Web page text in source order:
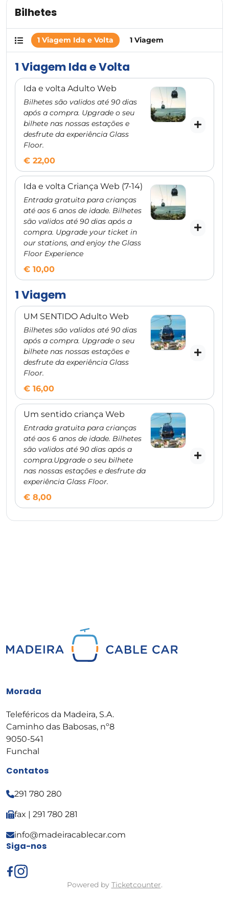
Bilhetes
1 Viagem Ida e Volta 1 Viagem
1 Viagem Ida e Volta
Ida e volta Adulto Web
Bilhetes são validos até 90 dias
após a compra. Upgrade o seu
bilhete nas nossas estações e
desfrute da experiência Glass
Floor.
€ 22,00
Ida e volta Criança Web (7-14)
Entrada gratuita para crianças
até aos 6 anos de idade. Bilhetes
são validos até 90 dias após a
compra. Upgrade your ticket in
our stations, and enjoy the Glass
Floor Experience
€ 10,00
1 Viagem
UM SENTIDO Adulto Web
Bilhetes são validos até 90 dias
após a compra. Upgrade o seu
bilhete nas nossas estações e
desfrute da experiência Glass
Floor.
€ 16,00
Um sentido criança Web
Entrada gratuita para crianças
até aos 6 anos de idade. Bilhetes
são validos até 90 dias após a
compra.Upgrade o seu bilhete
nas nossas estações e desfrute da
experiência Glass Floor.
€ 8,00
Morada
Teleféricos da Madeira, S.A.
Caminho das Babosas, nº8
9050-541
Funchal
Contatos
291 780 280
fax | 291 780 281
info@madeiracablecar.com
Siga-nos
Powered by Ticketcounter.